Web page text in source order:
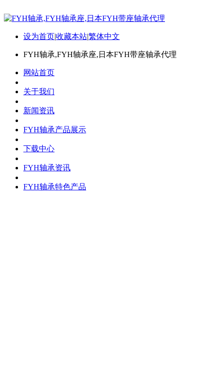
设为首页|收藏本站|繁体中文
FYH轴承,FYH轴承座,日本FYH带座轴承代理
网站首页
关于我们
新闻资讯
FYH轴承产品展示
下载中心
FYH轴承资讯
FYH轴承特色产品